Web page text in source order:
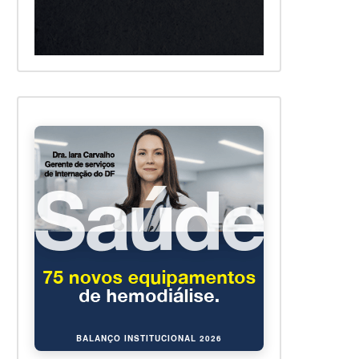
BALANÇO INSTITUCIONAL 2026